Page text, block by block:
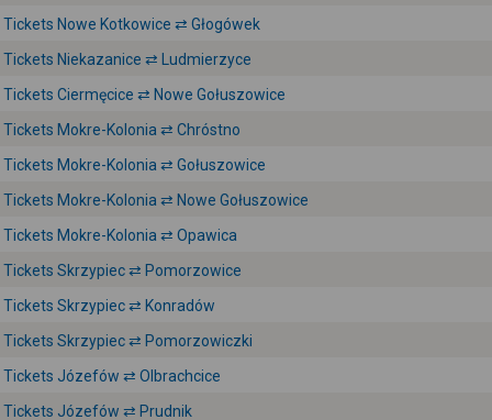
Tickets Nowe Kotkowice ⇄ Głogówek
Tickets Niekazanice ⇄ Ludmierzyce
Tickets Ciermęcice ⇄ Nowe Gołuszowice
Tickets Mokre-Kolonia ⇄ Chróstno
Tickets Mokre-Kolonia ⇄ Gołuszowice
Tickets Mokre-Kolonia ⇄ Nowe Gołuszowice
Tickets Mokre-Kolonia ⇄ Opawica
Tickets Skrzypiec ⇄ Pomorzowice
Tickets Skrzypiec ⇄ Konradów
Tickets Skrzypiec ⇄ Pomorzowiczki
Tickets Józefów ⇄ Olbrachcice
Tickets Józefów ⇄ Prudnik